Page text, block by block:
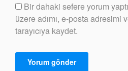
Bir dahaki sefere yorum
üzere adımı, e-posta adresimi
tarayıcıya kaydet.